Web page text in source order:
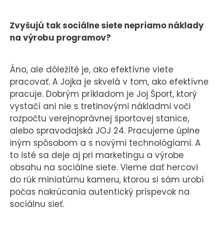
Zvyšujú tak sociálne siete nepriamo náklady
na výrobu programov?
Áno, ale dôležité je, ako efektívne viete
pracovať. A Jojka je skvelá v tom, ako efektívne
pracuje. Dobrým príkladom je Joj Šport, ktorý
vystačí ani nie s tretinovými nákladmi voči
rozpočtu verejnoprávnej športovej stanice,
alebo spravodajská JOJ 24. Pracujeme úplne
iným spôsobom a s novými technológiami. A
to isté sa deje aj pri marketingu a výrobe
obsahu na sociálne siete. Vieme dať hercovi
do rúk miniatúrnu kameru, ktorou si sám urobí
počas nakrúcania autentický príspevok na
sociálnu sieť.